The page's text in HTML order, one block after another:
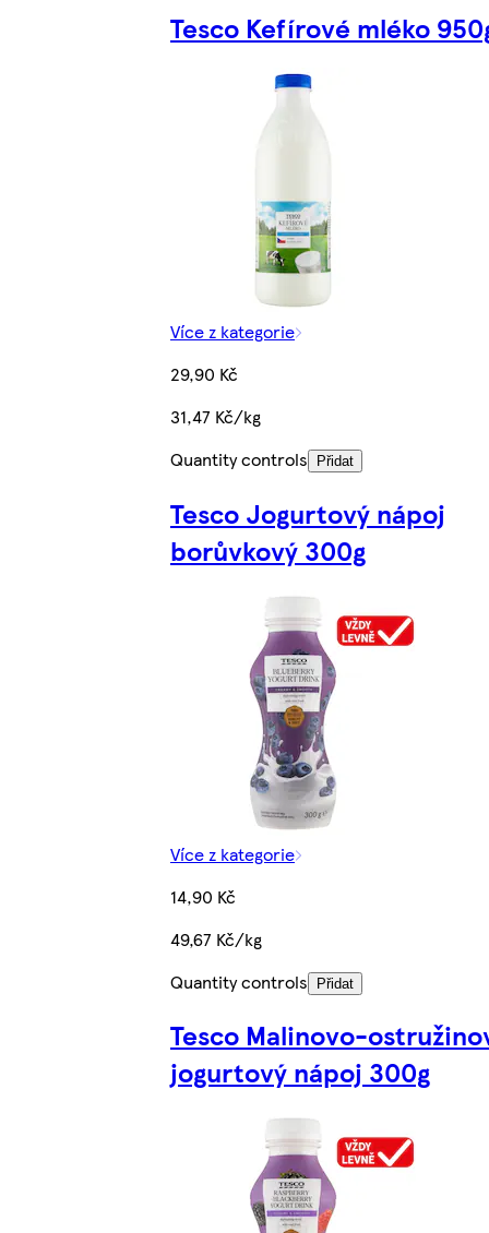
Tesco Kefírové mléko
Více z kategorie
29,90 Kč
31,47 Kč/kg
Quantity controls
Přidat
Tesco Jogurtový nápoj
borůvkový 300g
Více z kategorie
14,90 Kč
49,67 Kč/kg
Quantity controls
Přidat
Tesco Malinovo-
jogurtový nápoj 300g